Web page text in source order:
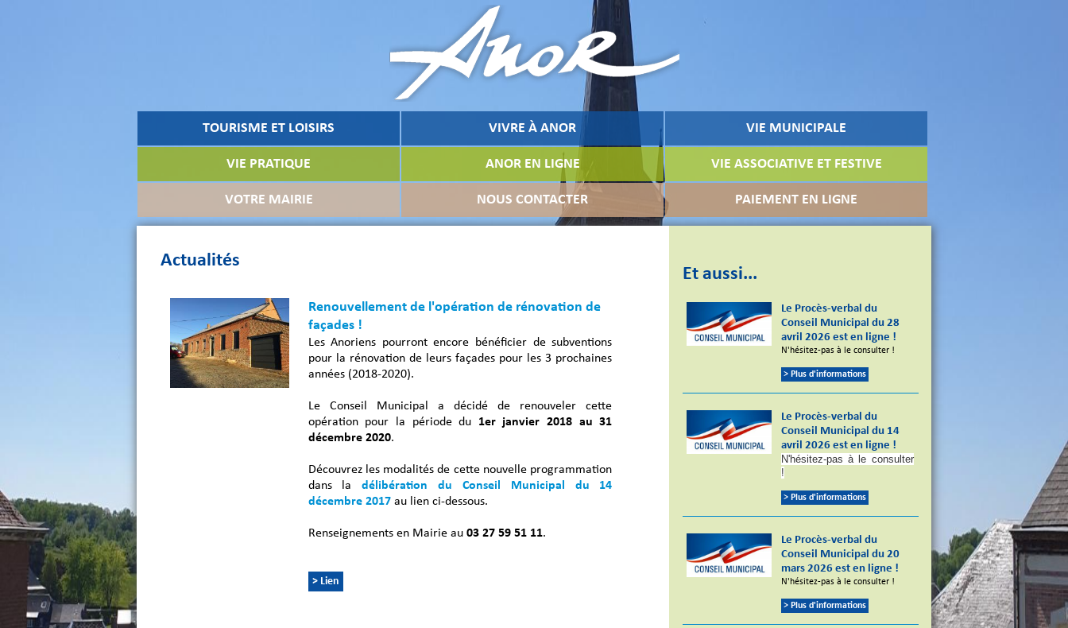
TOURISME ET LOISIRS VIVRE À ANOR VIE MUNICIPALE
VIE PRATIQUE ANOR EN LIGNE VIE ASSOCIATIVE ET FESTIVE
VOTRE MAIRIE NOUS CONTACTER PAIEMENT EN LIGNE
Et aussi...
Le Procès-verbal du
Conseil Municipal du 28
avril 2026 est en ligne !
N'hésitez-pas à le consulter !
> Plus d'informations
Le Procès-verbal du
Conseil Municipal du 14
avril 2026 est en ligne !
N'hésitez-pas à le consulter
!
> Plus d'informations
Le Procès-verbal du
Conseil Municipal du 20
mars 2026 est en ligne !
N'hésitez-pas à le consulter !
> Plus d'informations
Actualités
Renouvellement de l'opération de rénovation de
façades !
Les Anoriens pourront encore bénéficier de subventions
pour la rénovation de leurs façades pour les 3 prochaines
années (2018-2020).
Le Conseil Municipal a décidé de renouveler cette
opération pour la période du 1er janvier 2018 au 31
décembre 2020.
Découvrez les modalités de cette nouvelle programmation
dans ladélibération du Conseil Municipal du 14
décembre 2017au lien ci-dessous.
Renseignements en Mairie au 03 27 59 51 11.
> Lien